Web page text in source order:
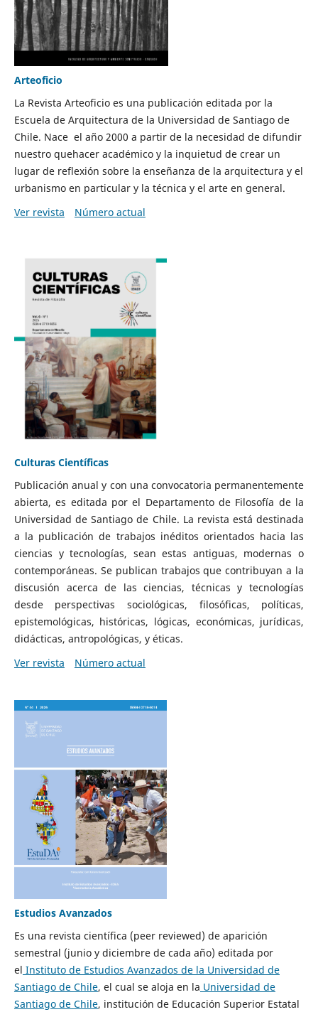
Arteoficio
La Revista Arteoficio es una publicación editada por la
Escuela de Arquitectura de la Universidad de Santiago de
Chile. Nace el año 2000 a partir de la necesidad de difundir
nuestro quehacer académico y la inquietud de crear un
lugar de reflexión sobre la enseñanza de la arquitectura y el
urbanismo en particular y la técnica y el arte en general.
Ver revista
Número actual
Culturas Científicas
Publicación anual y con una convocatoria permanentemente
abierta, es editada por el Departamento de Filosofía de la
Universidad de Santiago de Chile. La revista está destinada
a la publicación de trabajos inéditos orientados hacia las
ciencias y tecnologías, sean estas antiguas, modernas o
contemporáneas. Se publican trabajos que contribuyan a la
discusión acerca de las ciencias, técnicas y tecnologías
desde perspectivas sociológicas, filosóficas, políticas,
epistemológicas, históricas, lógicas, económicas, jurídicas,
didácticas, antropológicas, y éticas.
Ver revista
Número actual
Estudios Avanzados
Es una revista científica (peer reviewed) de aparición
semestral (junio y diciembre de cada año) editada por
el Instituto de Estudios Avanzados de la Universidad de
Santiago de Chile, el cual se aloja en la Universidad de
Santiago de Chile, institución de Educación Superior Estatal